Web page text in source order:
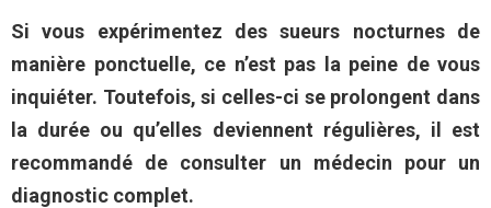
Si vous expérimentez des sueurs nocturnes de
manière ponctuelle, ce n’est pas la peine de vous
inquiéter. Toutefois, si celles-ci se prolongent dans
la durée ou qu’elles deviennent régulières, il est
recommandé de consulter un médecin pour un
diagnostic complet.